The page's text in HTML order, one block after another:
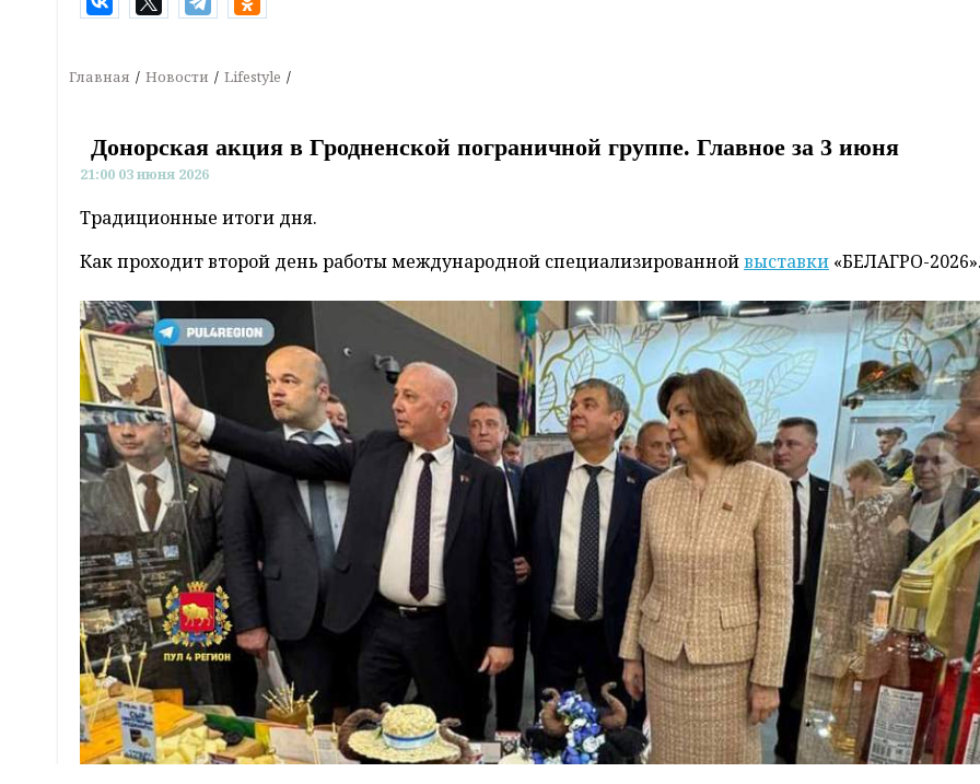
Главная Новости Lifestyle
Донорская акция в Гродненской пограничной группе. Главное за 3 июня
21:00 03 июня 2026
Традиционные итоги дня.
Как проходит второй день работы международной специализированнойвыставки «БЕЛАГРО-